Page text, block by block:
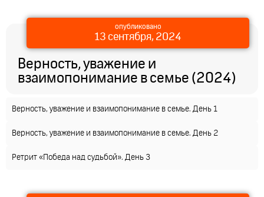
опубликовано
13 сентября, 2024
Верность, уважение и
взаимопонимание в семье (2024)
Верность, уважение и взаимопонимание в семье. День 1
Верность, уважение и взаимопонимание в семье. День 2
Ретрит «Победа над судьбой». День 3